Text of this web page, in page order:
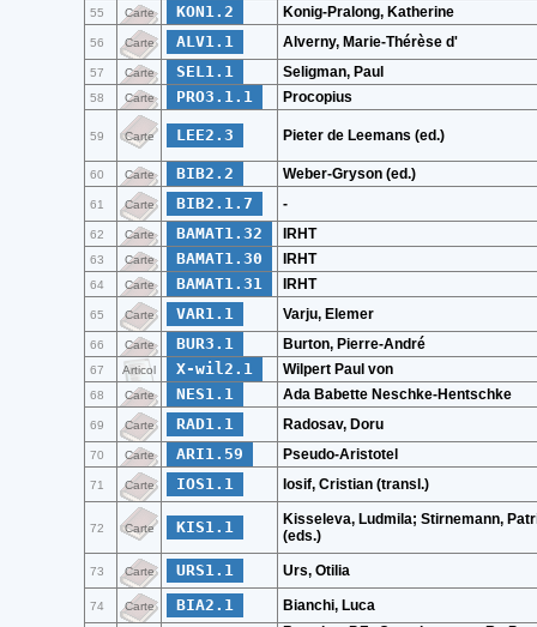
55 Carte KON1.2 Konig-Pralong, Katherine
56 Carte ALV1.1 Alverny, Marie-Thérèse d'
57 Carte SEL1.1 Seligman, Paul
58 Carte PRO3.1.1 Procopius
59 Carte LEE2.3 Pieter de Leemans (ed.)
60 Carte BIB2.2 Weber-Gryson (ed.)
61 Carte BIB2.1.7 -
62 Carte BAMAT1.32 IRHT
63 Carte BAMAT1.30 IRHT
64 Carte BAMAT1.31 IRHT
65 Carte VAR1.1 Varju, Elemer
66 Carte BUR3.1 Burton, Pierre-André
67 Articol X-wil2.1 Wilpert Paul von
68 Carte NES1.1 Ada Babette Neschke-Hentschke
69 Carte RAD1.1 Radosav, Doru
70 Carte ARI1.59 Pseudo-Aristotel
71 Carte IOS1.1 Iosif, Cristian (transl.)
72 Carte KIS1.1
Kisseleva, Ludmila; Stirnemann,
(eds.)
73 Carte URS1.1 Urs, Otilia
74 Carte BIA2.1
Bianchi, Luca